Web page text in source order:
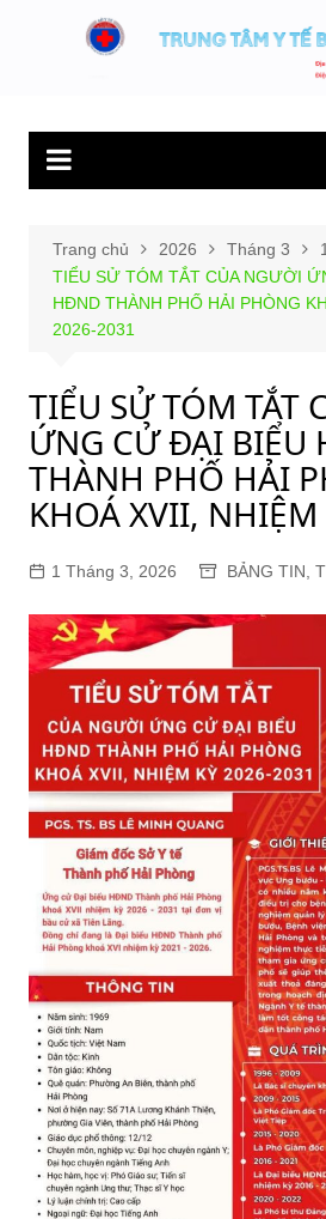
dung
Hết lòng phục vụ người bệnh và sức khỏe
Trang chủ 2026 Tháng 3
1
TIỂU SỬ TÓM TẮT CỦA NGƯỜI
HĐND THÀNH PHỐ HẢI PHÒNG
2026-2031
TIỂU SỬ TÓM TẮT
ỨNG CỬ ĐẠI BIỂU
THÀNH PHỐ HẢI
KHOÁ XVII,
1 Tháng 3, 2026 BẢNG TIN